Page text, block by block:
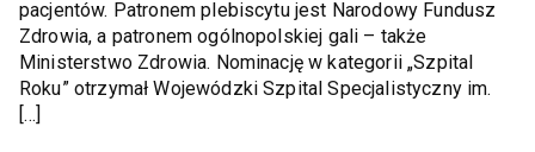
pacjentów. Patronem plebiscytu jest Narodowy Fundusz
Zdrowia, a patronem ogólnopolskiej gali – także
Ministerstwo Zdrowia. Nominację w kategorii „Szpital
Roku” otrzymał Wojewódzki Szpital Specjalistyczny im.
[…]